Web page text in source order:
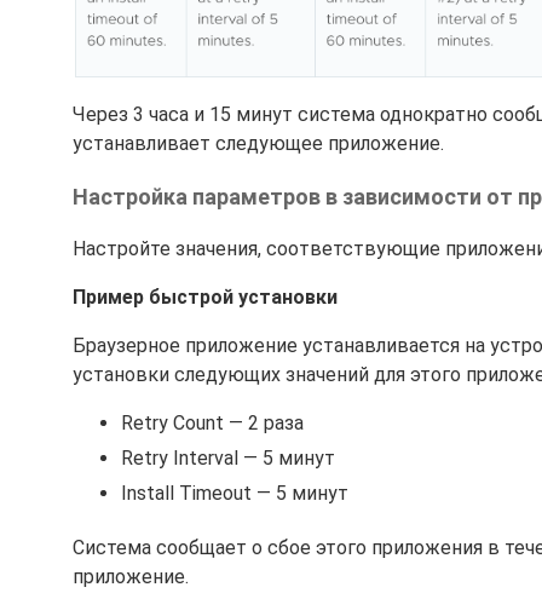
Через 3 часа и 15 минут система однократно
устанавливает следующее приложение.
Настройка параметров в зависимости от
Настройте значения, соответствующие
Пример быстрой установки
Браузерное приложение устанавливается на
установки следующих значений для этого
Retry Count — 2 раза
Retry Interval — 5 минут
Install Timeout — 5 минут
Система сообщает о сбое этого приложения в
приложение.